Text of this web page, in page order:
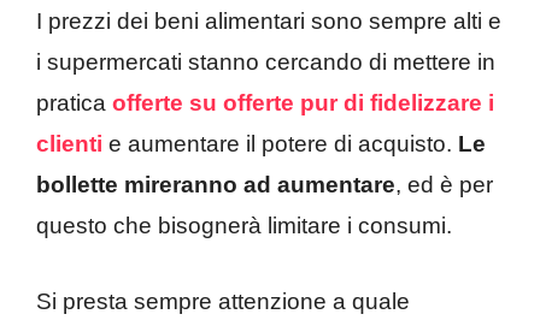
I prezzi dei beni alimentari sono sempre alti e
i supermercati stanno cercando di mettere in
pratica offerte su offerte pur di fidelizzare i
clienti e aumentare il potere di acquisto. Le
bollette mireranno ad aumentare, ed è per
questo che bisognerà limitare i consumi.
Si presta sempre attenzione a quale